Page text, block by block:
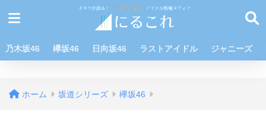
乃木坂46 欅坂46 日向坂46 ラストアイドル ジャニーズ
ホーム 坂道シリーズ 欅坂46